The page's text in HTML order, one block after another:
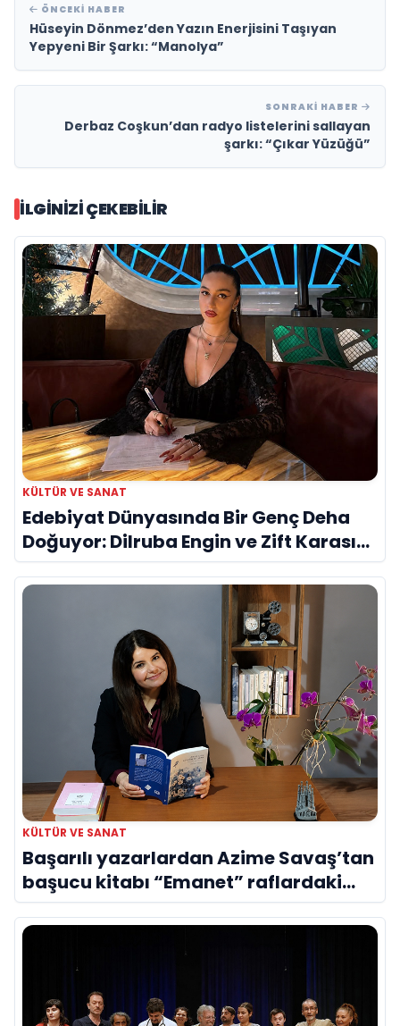
ÖNCEKI HABER
Hüseyin Dönmez’den Yazın Enerjisini Taşıyan
Yepyeni Bir Şarkı: “Manolya”
SONRAKI HABER
Derbaz Coşkun’dan radyo listelerini sallayan
şarkı: “Çıkar Yüzüğü”
İLGINIZI ÇEKEBILIR
KÜLTÜR VE SANAT
Edebiyat Dünyasında Bir Genç Deha
Doğuyor: Dilruba Engin ve Zift Karası
Evreni ‘AVENOİR’
KÜLTÜR VE SANAT
Başarılı yazarlardan Azime Savaş’tan
başucu kitabı “Emanet” raflardaki
yerini aldı